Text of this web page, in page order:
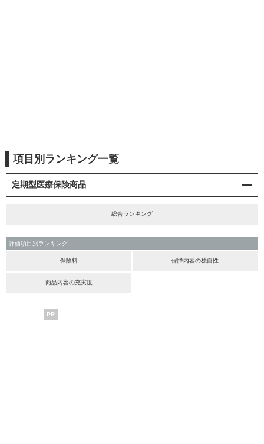
項目別ランキング一覧
定期型医療保険商品
総合ランキング
評価項目別ランキング
保険料 保障内容の独自性
商品内容の充実度
PR